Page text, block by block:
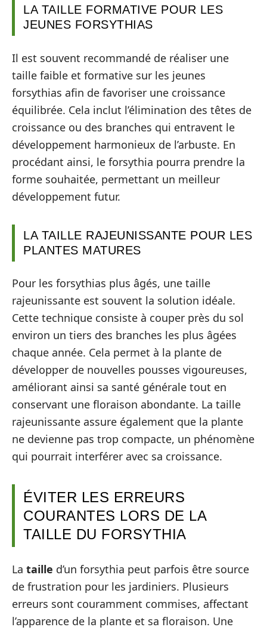
LA TAILLE FORMATIVE POUR LES
JEUNES FORSYTHIAS
Il est souvent recommandé de réaliser une
taille faible et formative sur les jeunes
forsythias afin de favoriser une croissance
équilibrée. Cela inclut l’élimination des têtes de
croissance ou des branches qui entravent le
développement harmonieux de l’arbuste. En
procédant ainsi, le forsythia pourra prendre la
forme souhaitée, permettant un meilleur
développement futur.
LA TAILLE RAJEUNISSANTE POUR LES
PLANTES MATURES
Pour les forsythias plus âgés, une taille
rajeunissante est souvent la solution idéale.
Cette technique consiste à couper près du sol
environ un tiers des branches les plus âgées
chaque année. Cela permet à la plante de
développer de nouvelles pousses vigoureuses,
améliorant ainsi sa santé générale tout en
conservant une floraison abondante. La taille
rajeunissante assure également que la plante
ne devienne pas trop compacte, un phénomène
qui pourrait interférer avec sa croissance.
ÉVITER LES ERREURS
COURANTES LORS DE LA
TAILLE DU FORSYTHIA
La taille d’un forsythia peut parfois être source
de frustration pour les jardiniers. Plusieurs
erreurs sont couramment commises, affectant
l’apparence de la plante et sa floraison. Une